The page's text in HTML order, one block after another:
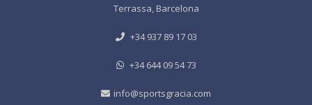
Terrassa, Barcelona
+34 937 89 17 03
+34 644 09 54 73
info@sportsgracia.com